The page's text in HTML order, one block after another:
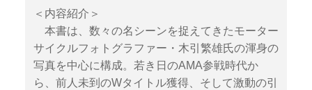
＜内容紹介＞
本書は、数々の名シーンを捉えてきたモーター
サイクルフォトグラファー・木引繁雄氏の渾身の
写真を中心に構成。若き日のAMA参戦時代か
ら、前人未到のWタイトル獲得、そして激動の引